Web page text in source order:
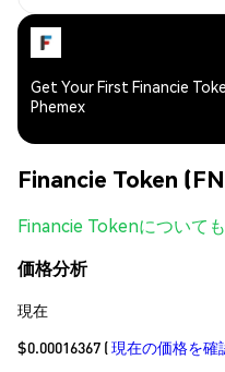
Get Your First Financie
Phemex
Financie Token
Financie Tokenについて
価格分析
現在
$0.00016367 (現在の価格を確